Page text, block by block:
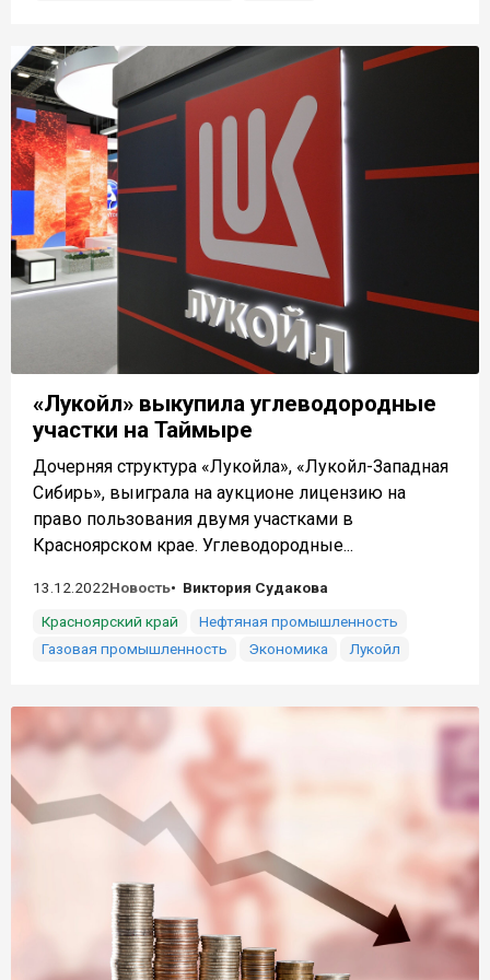
«Лукойл» выкупила углеводородные
участки на Таймыре
Дочерняя структура «Лукойла», «Лукойл-Западная
Сибирь», выиграла на аукционе лицензию на
право пользования двумя участками в
Красноярском крае. Углеводородные...
13.12.2022Новость
Виктория Судакова
Красноярский край
Нефтяная промышленность
Газовая промышленность
Экономика Лукойл